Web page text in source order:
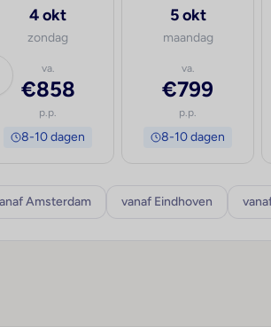
4 okt
zondag
va.
€858
p.p.
8-10 dagen
5 okt
maandag
va.
€799
p.p.
8-10 dagen
Amsterdam vanaf Eindhoven